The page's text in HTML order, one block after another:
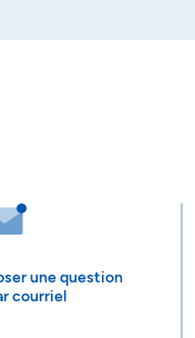
une question
courriel